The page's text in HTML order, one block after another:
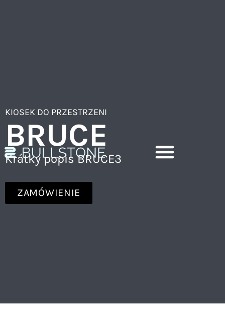
KIOSEK DO PRZESTRZENI
BRUCE
Krátky popis BRUCE3
ZAMÓWIENIE